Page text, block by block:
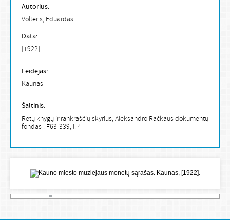
Autorius:
Volteris, Eduardas
Data:
[1922]
Leidėjas:
Kaunas
Šaltinis:
Retų knygų ir rankraščių skyrius, Aleksandro Račkaus dokumentų
fondas : F63-339, l. 4